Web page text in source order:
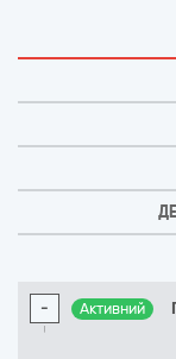
- Активний